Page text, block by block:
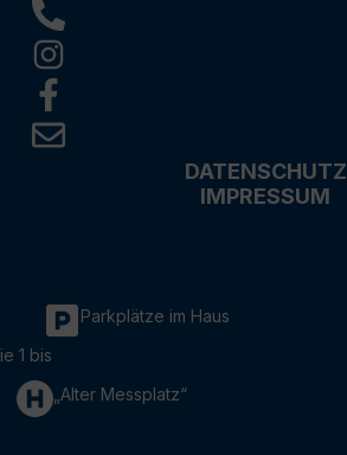
DATENSCHUTZ
IMPRESSUM
Parkplätze im Haus
1 bis
„Alter Messplatz“